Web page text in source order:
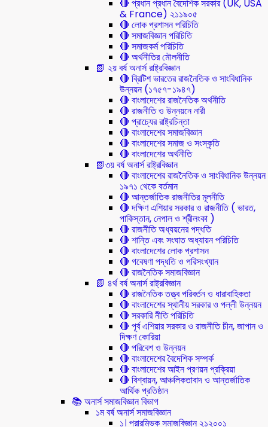
🔴 প্রধান প্রধান বৈদেশিক সরকার (UK, USA
& France) ২১১৯০৫
🔴 লোক প্রশাসন পরিচিতি
🔴 সমাজবিজ্ঞান পরিচিতি
🔴 সমাজকর্ম পরিচিতি
🔴 অর্থনীতির মৌলনীতি
📗 ২য় বর্ষ অনার্স রাষ্ট্রবিজ্ঞান
🔴 ব্রিটিশ ভারতের রাজনৈতিক ও সাংবিধানিক
উন্নয়ন (১৭৫৭-১৯৪৭)
🔴 বাংলাদেশের রাজনৈতিক অর্থনীতি
🔴 রাজনীতি ও উন্নয়নে নারী
🔴 প্রাচ্যের রাষ্ট্রচিন্তা
🔴 বাংলাদেশের সমাজবিজ্ঞান
🔴 বাংলাদেশের সমাজ ও সংস্কৃতি
🔴 বাংলাদেশের অর্থনীতি
📗৩য় বর্ষ অনার্স রাষ্ট্রবিজ্ঞান
🔴 বাংলাদেশের রাজনৈতিক ও সাংবিধানিক উন্নয়ন
১৯৭১ থেকে বর্তমান
🔴 আন্তর্জাতিক রাজনীতির মূলনীতি
🔴 দক্ষিণ এশিয়ার সরকার ও রাজনীতি ( ভারত,
পাকিস্তান, নেপাল ও শ্রীলংকা )
🔴 রাজনীতি অধ্যয়নের পদ্ধতি
🔴 শান্তি এবং সংঘাত অধ্যায়ন পরিচিতি
🔴 বাংলাদেশের লোক প্রশাসন
🔴 গবেষণা পদ্ধতি ও পরিসংখ্যান
🔴 রাজনৈতিক সমাজবিজ্ঞান
📗 ৪র্থ বর্ষ অনার্স রাষ্ট্রবিজ্ঞান
🔴 রাজনৈতিক তত্ত্ব পরিবর্তন ও ধারাবাহিকতা
🔴 বাংলাদেশের স্থানীয় সরকার ও পল্লী উন্নয়ন
🔴 সরকারি নীতি পরিচিতি
🔴 পূর্ব এশিয়ার সরকার ও রাজনীতি চীন, জাপান ও
দিক্ষণ কোরিয়া
🔴 পরিবেশ ও উন্নয়ন
🔴 বাংলাদেশের বৈদেশিক সম্পর্ক
🔴 বাংলাদেশের আইন প্রণয়ন প্রক্রিয়া
🔴 বিশ্বায়ন, আঞ্চলিকতাবাদ ও আন্তর্জাতিক
আর্থিক প্রতিষ্ঠান
📚 অনার্স সমাজবিজ্ঞান বিভাগ
১ম বর্ষ অনার্স সমাজবিজ্ঞান
১। প্রারম্ভিক সমাজবিজ্ঞান ২১২০০১